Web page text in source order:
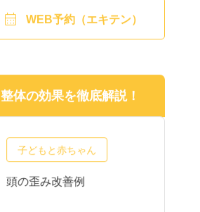
 WEB予約（エキテン）
整体の効果を徹底解説！
子どもと赤ちゃん
頭の歪み改善例